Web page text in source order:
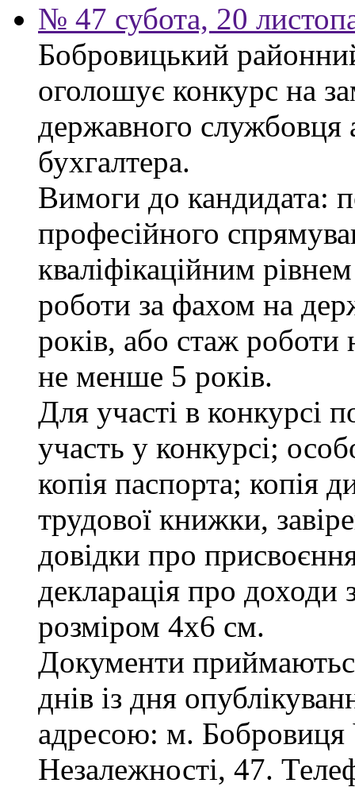
№ 47 субота, 20
Бобровицький районний
оголошує конкурс на
державного службовця
бухгалтера.
Вимоги до кандидата:
професійного
кваліфікаційним
роботи за фахом на
років, або стаж роботи
не менше 5 років.
Для участі в конкурсі
участь у конкурсі;
копія паспорта; копія
трудової книжки,
довідки про
декларація про доходи
розміром 4х6 см.
Документи
днів із дня
адресою: м. Бобровиця
Незалежності, 47.